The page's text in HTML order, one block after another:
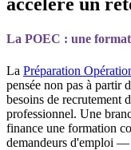
La POEC : une
La Préparation
pensée non pas à partir
besoins de recrutement
professionnel. Une
finance une formation
demandeurs d'emploi —